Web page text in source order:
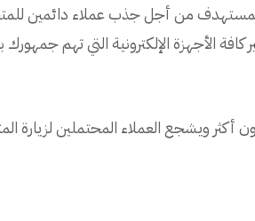
من أجل جذب عملاء دائمين
الأجهزة الإلكترونية التي تهم
العملاء المحتملين لزيارة